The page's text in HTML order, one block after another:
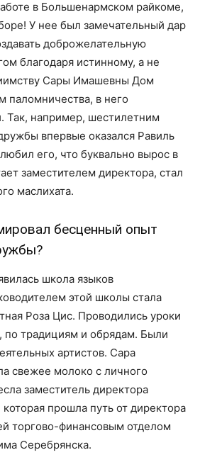
в Большенармском райкоме,
У нее был замечательный дар
доброжелательную
благодаря истинному, а не
Сары Имашевны Дом
паломничества, в него
Так, например, шестилетним
впервые оказался Равиль
его, что буквально вырос в
заместителем директора, стал
маслихата.
бесценный опыт
школа языков
этой школы стала
Роза Цис. Проводились уроки
по традициям и обрядам. Были
артистов. Сара
свежее молоко с личного
заместитель директора
прошла путь от директора
торгово-финансовым отделом
Серебрянска.